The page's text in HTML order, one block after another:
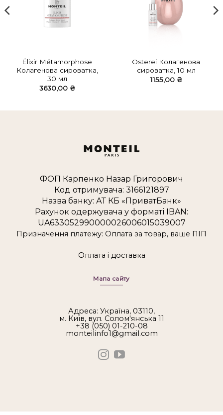
Élixir Métamorphose
Колагенова сироватка,
30 мл
3630,00 ₴
Osterei Колагенова
сироватка, 10 мл
1155,00 ₴
ФОП Карпенко Назар Григорович
Код отримувача: 3166121897
Назва банку: АТ КБ «ПриватБанк»
Рахунок одержувача у форматі IBAN:
UA633052990000026006015039007
Призначення платежу: Оплата за товар, ваше ПІП
Оплата і доставка
Мапа сайту
Адреса: Україна, 03110,
м. Київ, вул. Солом'янська 11
+38 (050) 01-210-08
monteilinfo1@gmail.com